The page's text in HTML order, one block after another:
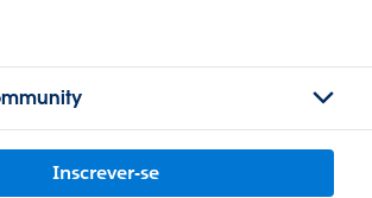
Inscrever-se